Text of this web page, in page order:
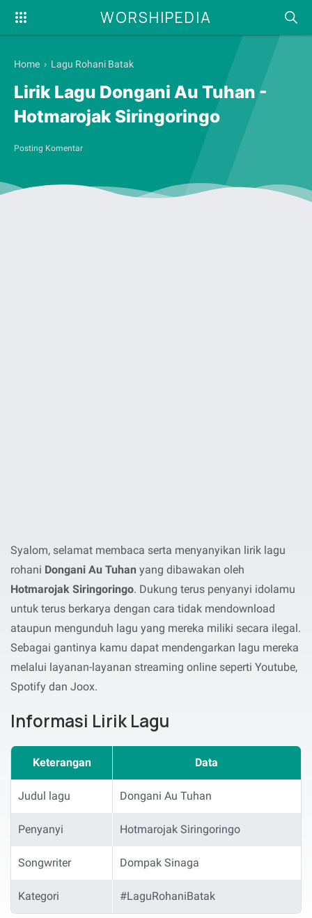
WORSHIPEDIA
Home › Lagu Rohani Batak
Lirik Lagu Dongani Au Tuhan -
Hotmarojak Siringoringo
Posting Komentar
Syalom, selamat membaca serta menyanyikan lirik lagu
rohani Dongani Au Tuhan yang dibawakan oleh
Hotmarojak Siringoringo. Dukung terus penyanyi idolamu
untuk terus berkarya dengan cara tidak mendownload
ataupun mengunduh lagu yang mereka miliki secara ilegal.
Sebagai gantinya kamu dapat mendengarkan lagu mereka
melalui layanan-layanan streaming online seperti Youtube,
Spotify dan Joox.
Informasi Lirik Lagu
Keterangan Data
Judul lagu Dongani Au Tuhan
Penyanyi Hotmarojak Siringoringo
Songwriter Dompak Sinaga
Kategori #LaguRohaniBatak